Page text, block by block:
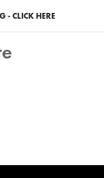
- CLICK HERE